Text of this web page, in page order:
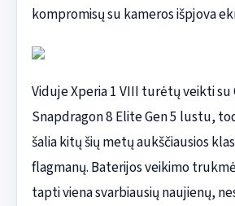
kompromisų su kameros išpjova
Viduje Xperia 1 VIII turėtų veikti
Snapdragon 8 Elite Gen 5 lustu,
šalia kitų šių metų aukščiausios
flagmanų. Baterijos veikimo
tapti viena svarbiausių naujienų,